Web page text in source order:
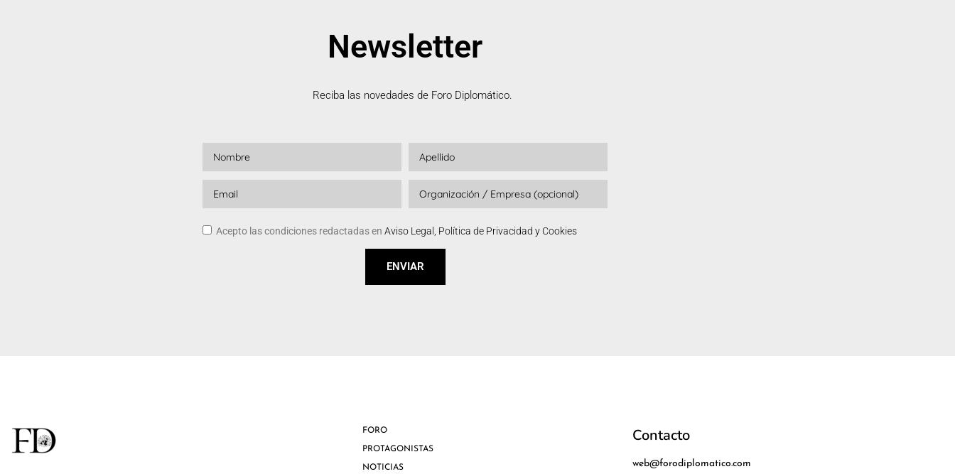
Newsletter
Reciba las novedades de Foro Diplomático.
Acepto las condiciones redactadas en Aviso Legal, Política de Privacidad y Cookies
ENVIAR
FORO
PROTAGONISTAS
NOTICIAS
Contacto
web@forodiplomatico.com